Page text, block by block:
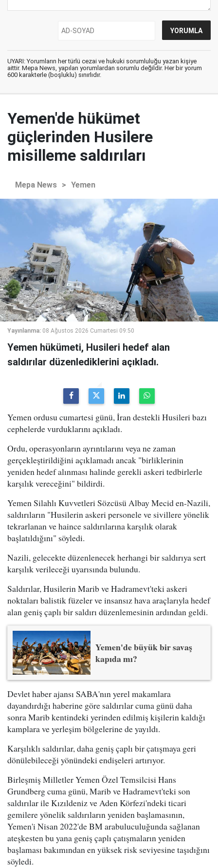
UYARI: Yorumların her türlü cezai ve hukuki sorumluluğu yazan kişiye
aittir. Mepa News, yapılan yorumlardan sorumlu değildir. Her bir yorum
600 karakterle (boşluklu) sınırlıdır.
Yemen'de hükümet
güçlerinden Husilere
misilleme saldırıları
Mepa News > Yemen
Yayınlanma: 08 Ağustos 2026 Cumartesi 09:50
Yemen hükümeti, Husileri hedef alan
saldırılar düzenlediklerini açıkladı.
Yemen ordusu cumartesi günü, İran destekli Husileri bazı
cephelerde vurduklarını açıkladı.
Ordu, operasyonların ayrıntılarını veya ne zaman
gerçekleştirildiğini açıklamadı ancak "birliklerinin
yeniden hedef alınması halinde gerekli askeri tedbirlerle
karşılık vereceğini" bildirdi.
Yemen Silahlı Kuvvetleri Sözcüsü Albay Mecid en-Nazili,
saldırıların "Husilerin askeri personele ve sivillere yönelik
tekrarlanan ve haince saldırılarına karşılık olarak
başlatıldığını" söyledi.
Nazili, gelecekte düzenlenecek herhangi bir saldırıya sert
karşılık verileceği uyarısında bulundu.
Saldırılar, Husilerin Marib ve Hadramevt'teki askeri
noktaları balistik füzeler ve insansız hava araçlarıyla hedef
alan geniş çaplı bir saldırı düzenlemesinin ardından geldi.
Yemen'de büyük bir savaş
kapıda mı?
Devlet haber ajansı SABA'nın yerel makamlara
dayandırdığı haberine göre saldırılar cuma günü daha
sonra Marib kentindeki yerinden edilmiş kişilerin kaldığı
kamplara ve yerleşim bölgelerine de yayıldı.
Karşılıklı saldırılar, daha geniş çaplı bir çatışmaya geri
dönülebileceği yönündeki endişeleri artırıyor.
Birleşmiş Milletler Yemen Özel Temsilcisi Hans
Grundberg cuma günü, Marib ve Hadramevt'teki son
saldırılar ile Kızıldeniz ve Aden Körfezi'ndeki ticari
gemilere yönelik saldırıların yeniden başlamasının,
Yemen'i Nisan 2022'de BM arabuluculuğunda sağlanan
ateşkesten bu yana geniş çaplı çatışmaların yeniden
başlaması bakımından en yüksek risk seviyesine taşıdığını
söyledi.